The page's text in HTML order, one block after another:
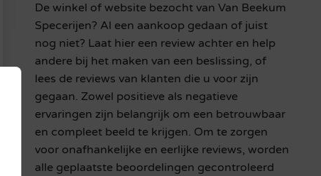
De winkel of website bezocht van Van Beekum
Specerijen? Al een aankoop gedaan of juist
nog niet? Laat hier een review achter en help
andere bij het maken van een beslissing, of
lees de reviews van klanten die u voor zijn
gegaan. Zowel positieve als negatieve
ervaringen zijn belangrijk om een betrouwbaar
en compleet beeld te krijgen. Om te zorgen
voor onafhankelijke en eerlijke reviews, worden
alle geplaatste beoordelingen gecontroleerd